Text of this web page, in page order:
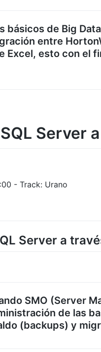
básicos de Big
entre
esto con el
Server
- Track: Urano
Server a
SMO (Server
de las
(backups) y